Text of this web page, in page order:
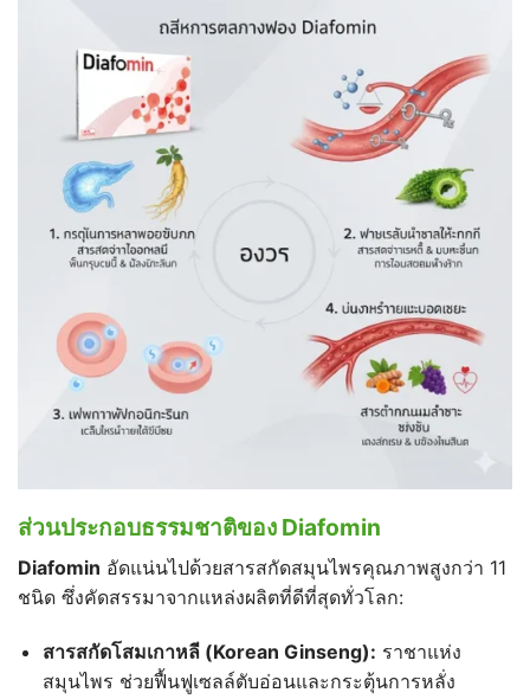
ส่วนประกอบธรรมชาติของ Diafomin
Diafomin อัดแน่นไปด้วยสารสกัดสมุนไพรคุณภาพสูงกว่า 11
ชนิด ซึ่งคัดสรรมาจากแหล่งผลิตที่ดีที่สุดทั่วโลก:
สารสกัดโสมเกาหลี (Korean Ginseng): ราชาแห่ง
สมุนไพร ช่วยฟื้นฟูเซลล์ตับอ่อนและกระตุ้นการหลั่ง